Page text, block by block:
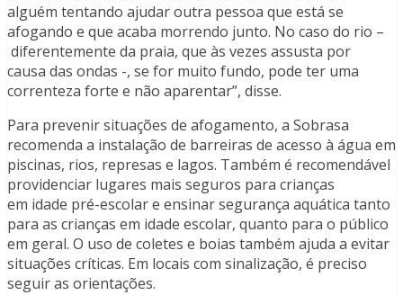
alguém tentando ajudar outra pessoa que está se
afogando e que acaba morrendo junto. No caso do rio –
diferentemente da praia, que às vezes assusta por
causa das ondas -, se for muito fundo, pode ter uma
correnteza forte e não aparentar”, disse.
Para prevenir situações de afogamento, a Sobrasa
recomenda a instalação de barreiras de acesso à água em
piscinas, rios, represas e lagos. Também é recomendável
providenciar lugares mais seguros para crianças
em idade pré-escolar e ensinar segurança aquática tanto
para as crianças em idade escolar, quanto para o público
em geral. O uso de coletes e boias também ajuda a evitar
situações críticas. Em locais com sinalização, é preciso
seguir as orientações.